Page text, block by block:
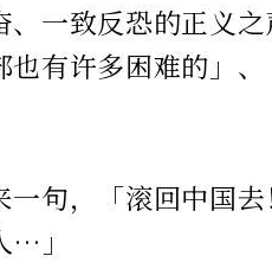
一致反恐的正义
有许多困难的」
句，「滚回中国
…」